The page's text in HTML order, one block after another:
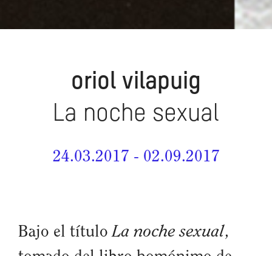
oriol vilapuig
La noche sexual
24.03.2017 - 02.09.2017
Bajo el títuloLa noche sexual,